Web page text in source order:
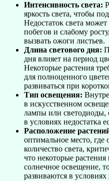
Интенсивность света:
яркость света, чтобы
Недостаток света
побегов и слабому
вызвать ожоги листьев.
Длина светового дня:
дня влияет на период
Некоторые растения
для полноценного
развиваться при
Тип освещения:
в искусственном
лампы или светодиоды,
в условиях недостатка
Расположение
оптимальное место, где
количество света,
что некоторые
солнечное освещение,
развиваются в условиях